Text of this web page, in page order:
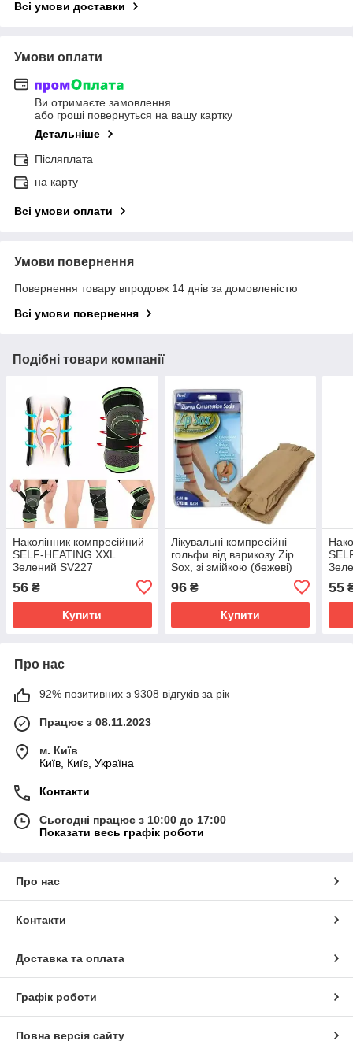
Всі умови доставки
Умови оплати
Ви отримаєте замовлення
або гроші повернуться на вашу картку
Детальніше
Післяплата
на карту
Всі умови оплати
Умови повернення
Повернення товару впродовж 14 днів за домовленістю
Всі умови повернення
Подібні товари компанії
Наколінник компресійний
SELF-HEATING XXL
Зелений SV227
56 ₴
Купити
Лікувальні компресійні
гольфи від варикозу Zip
Sox, зі змійкою (бежеві)
96₴
Купити
55
Про нас
92% позитивних з 9308 відгуків за рік
Працює з 08.11.2023
м. Київ
Київ, Київ, Україна
Контакти
Сьогодні працює з 10:00 до 17:00
Показати весь графік роботи
Про нас
Контакти
Доставка та оплата
Графік роботи
Повна версія сайту